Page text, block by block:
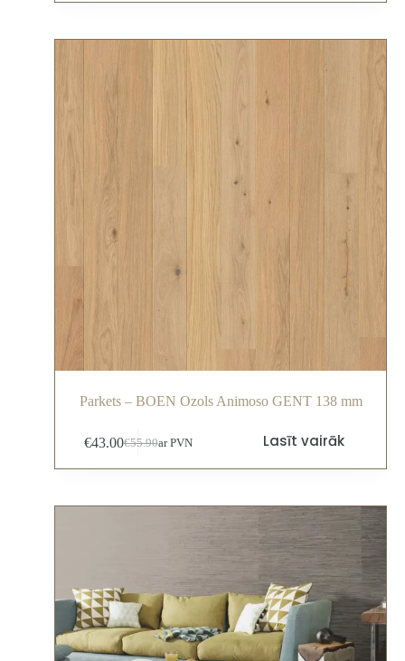
Parkets – BOEN Ozols Animoso GENT 138 mm
€55.90
€43.00 ar PVN Lasīt vairāk